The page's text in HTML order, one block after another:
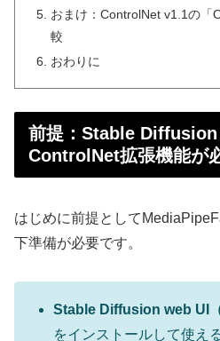
おまけ：ControlNet v1.1の「
較
おわりに
前提：Stable Diffusion
ControlNet拡張機能が
はじめに前提として
下準備が必要です。
Stable Diffusion web UI
をインストールして使え